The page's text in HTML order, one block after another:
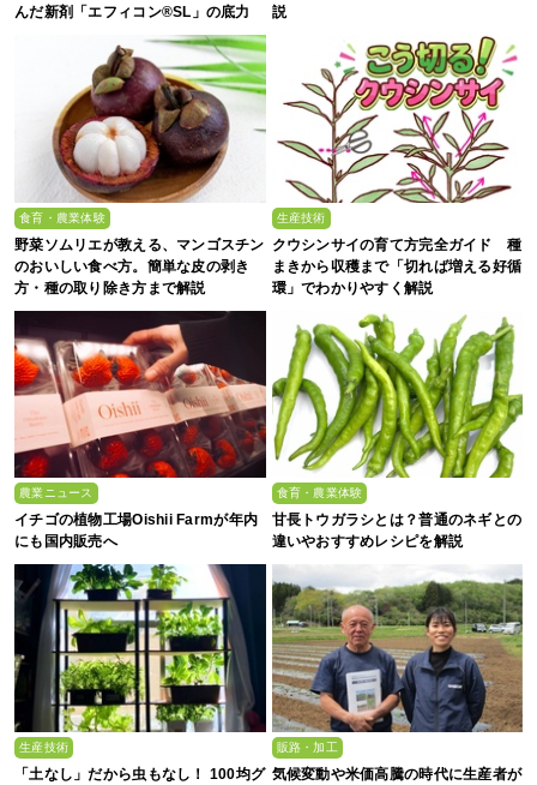
んだ新剤「エフィコン®SL」の底力
説
食育・農業体験
野菜ソムリエが教える、マンゴスチン
のおいしい食べ方。簡単な皮の剥き
方・種の取り除き方まで解説
生産技術
クウシンサイの育て方完全ガイド 種
まきから収穫まで「切れば増える好循
環」でわかりやすく解説
農業ニュース
イチゴの植物工場Oishii Farmが年内
にも国内販売へ
食育・農業体験
甘長トウガラシとは？普通のネギとの
違いやおすすめレシピを解説
生産技術
「土なし」だから虫もなし！ 100均グ
販路・加工
気候変動や米価高騰の時代に生産者が